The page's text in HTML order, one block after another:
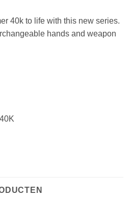
40k to life with this new series.
hands and weapon